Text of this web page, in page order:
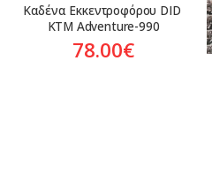
Καδένα Εκκεντροφόρου DID
KTM Adventure-990
78.00€